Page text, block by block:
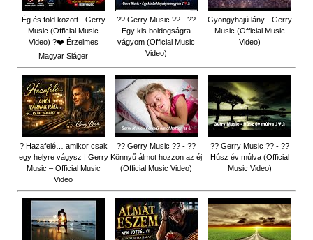
Ég és föld között - Gerry
Music (Official Music
Video) ?❤️ Érzelmes
Magyar Sláger
?? Gerry Music ?? - ??
Egy kis boldogságra
vágyom (Official Music
Video)
Gyöngyhajú lány - Gerry
Music (Official Music
Video)
? Hazafelé… amikor csak
egy helyre vágysz | Gerry
Music – Official Music
Video
?? Gerry Music ?? - ??
Könnyű álmot hozzon az éj
(Official Music Video)
?? Gerry Music ?? - ??
Húsz év múlva (Official
Music Video)